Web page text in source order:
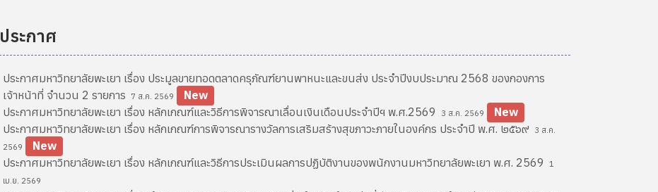
ประกาศ
ประกาศมหาวิทยาลัยพะเยา เรื่อง ประมูลขายทอดตลาดครุภัณฑ์ยานพาหนะและขนส่ง ประจำปีงบประมาณ 2568 ของกองการ
เจ้าหน้าที่ จำนวน 2 รายการ
7 ส.ค. 2569
New
ประกาศมหาวิทยาลัยพะเยา เรื่อง หลักเกณฑ์และวิธีการพิจารณาเลื่อนเงินเดือนประจำปีฯ พ.ศ.2569
3 ส.ค. 2569
New
ประกาศมหาวิทยาลัยพะเยา เรื่อง หลักเกณฑ์การพิจารณารางวัลการเสริมสร้างสุขภาวะภายในองค์กร ประจำปี พ.ศ. ๒๕๖๙
3 ส.ค.
2569
New
ประกาศมหาวิทยาลัยพะเยา เรื่อง หลักเกณฑ์และวิธีการประเมินผลการปฏิบัติงานของพนักงานมหาวิทยาลัยพะเยา พ.ศ. 2569
1
เม.ย. 2569